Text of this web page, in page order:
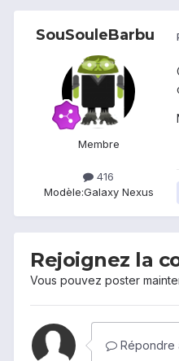
SouSouleBarbu
Membre
416
Modèle:Galaxy Nexus
Rejoignez la
Vous pouvez poster
Répondre